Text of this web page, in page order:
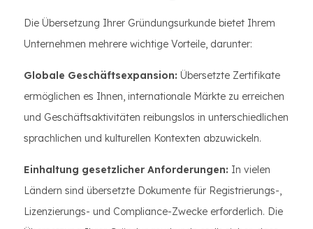
Die Übersetzung Ihrer Gründungsurkunde bietet Ihrem
Unternehmen mehrere wichtige Vorteile, darunter:
Globale Geschäftsexpansion: Übersetzte Zertifikate
ermöglichen es Ihnen, internationale Märkte zu erreichen
und Geschäftsaktivitäten reibungslos in unterschiedlichen
sprachlichen und kulturellen Kontexten abzuwickeln.
Einhaltung gesetzlicher Anforderungen: In vielen
Ländern sind übersetzte Dokumente für Registrierungs-,
Lizenzierungs- und Compliance-Zwecke erforderlich. Die